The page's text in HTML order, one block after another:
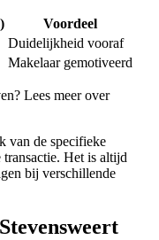
Voordeel
Duidelijkheid vooraf
Makelaar gemotiveerd
Lees meer over
van de specifieke
Het is altijd
bij verschillende